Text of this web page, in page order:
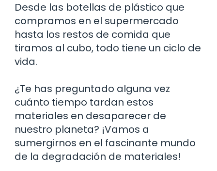
Desde las botellas de plástico que
compramos en el supermercado
hasta los restos de comida que
tiramos al cubo, todo tiene un ciclo de
vida.
¿Te has preguntado alguna vez
cuánto tiempo tardan estos
materiales en desaparecer de
nuestro planeta? ¡Vamos a
sumergirnos en el fascinante mundo
de la degradación de materiales!